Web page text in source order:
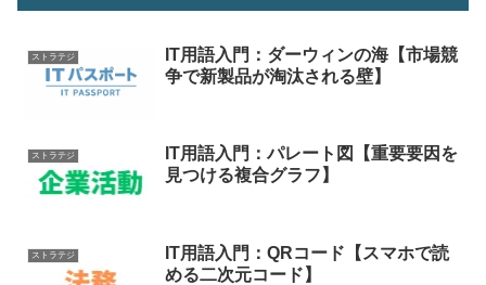
ストラテジ
IT用語入門：ダーウィンの海【市場競
争で新製品が淘汰される壁】
ストラテジ
IT用語入門：パレート図【重要要因を
見つける複合グラフ】
ストラテジ
IT用語入門：QRコード【スマホで読
める二次元コード】